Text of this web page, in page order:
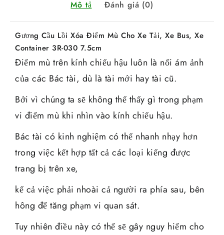
Mô tả Đánh giá (0)
Gương Cầu Lồi Xóa Điểm Mù Cho Xe Tải, Xe Bus, Xe
Container 3R-030 7.5cm
Điểm mù trên kính chiếu hậu luôn là nổi ám ảnh
của các Bác tài, dù là tài mới hay tài cũ.
Bởi vì chúng ta sẽ không thể thấy gì trong phạm
vi điểm mù khi nhìn vào kính chiếu hậu.
Bác tài có kinh nghiệm có thể nhanh nhạy hơn
trong việc kết hợp tất cả các loại kiếng được
trang bị trên xe,
kể cả việc phải nhoài cả người ra phía sau, bên
hông để tăng phạm vi quan sát.
Tuy nhiên điều này có thể sẽ gây nguy hiểm cho